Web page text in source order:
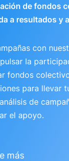
de fondos
a resultados y
con
la
fondos
para llevar
de
el apoyo.
más